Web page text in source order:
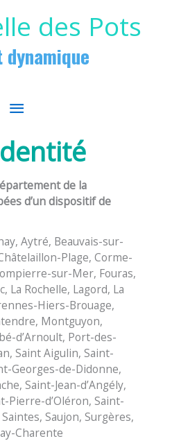
des Pots
MENU
PRINCIPAL
de la
d’un dispositif de
Aytré, Beauvais-sur-
Plage, Corme-
sur-Mer, Fouras,
La Rochelle, Lagord, La
Hiers-Brouage,
Montguyon,
d’Arnoult, Port-des-
Saint Aigulin, Saint-
Georges-de-Didonne,
Saint-Jean-d’Angély,
Pierre-d’Oléron, Saint-
Saujon, Surgères,
Charente